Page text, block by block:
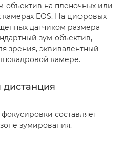
объектив на пленочных или
EOS. На цифровых
датчиком размера
зум-объектив,
зрения, эквивалентный
камере.
составляет
зумирования.